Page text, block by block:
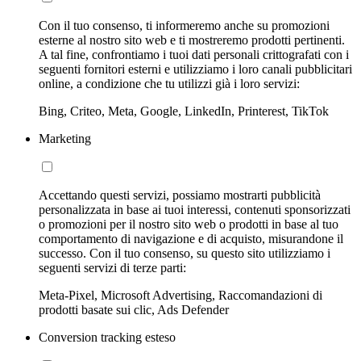
Con il tuo consenso, ti informeremo anche su promozioni
esterne al nostro sito web e ti mostreremo prodotti pertinenti.
A tal fine, confrontiamo i tuoi dati personali crittografati con i
seguenti fornitori esterni e utilizziamo i loro canali pubblicitari
online, a condizione che tu utilizzi già i loro servizi:
Bing, Criteo, Meta, Google, LinkedIn, Printerest, TikTok
Marketing
Accettando questi servizi, possiamo mostrarti pubblicità
personalizzata in base ai tuoi interessi, contenuti sponsorizzati
o promozioni per il nostro sito web o prodotti in base al tuo
comportamento di navigazione e di acquisto, misurandone il
successo. Con il tuo consenso, su questo sito utilizziamo i
seguenti servizi di terze parti:
Meta-Pixel, Microsoft Advertising, Raccomandazioni di
prodotti basate sui clic, Ads Defender
Conversion tracking esteso